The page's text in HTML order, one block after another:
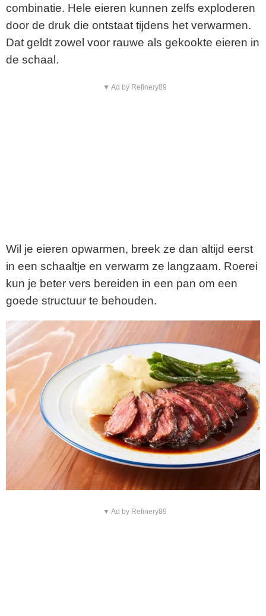
combinatie. Hele eieren kunnen zelfs exploderen
door de druk die ontstaat tijdens het verwarmen.
Dat geldt zowel voor rauwe als gekookte eieren in
de schaal.
▼ Ad by Refinery89
Wil je eieren opwarmen, breek ze dan altijd eerst
in een schaaltje en verwarm ze langzaam. Roerei
kun je beter vers bereiden in een pan om een
goede structuur te behouden.
▼ Ad by Refinery89